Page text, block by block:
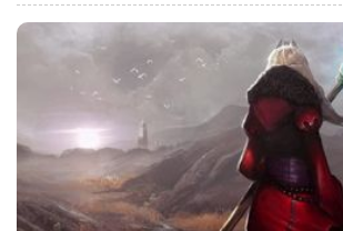
Game, The Quest, Iesabel, Gunslugs i Ashworld.